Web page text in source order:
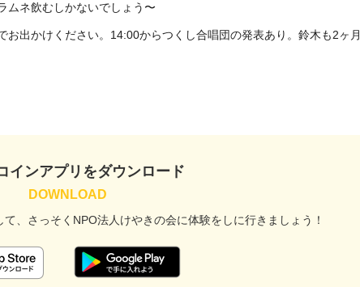
ムネ飲むしかないでしょう〜
出かけください。14:00からつくし合唱団の発表あり。鈴木も2ヶ月
インアプリをダウンロード
、 さっそくNPO法人けやきの会に体験をしに行きましょう！